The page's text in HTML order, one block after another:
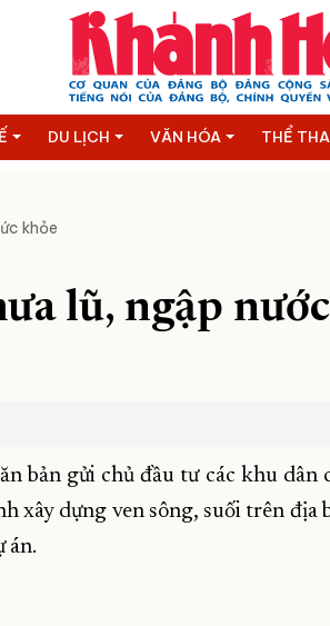
DU LỊCH VĂN HÓA THỂ
khỏe
lũ, ngập
bản gửi chủ đầu tư các khu dân
xây dựng ven sông, suối trên địa
án.